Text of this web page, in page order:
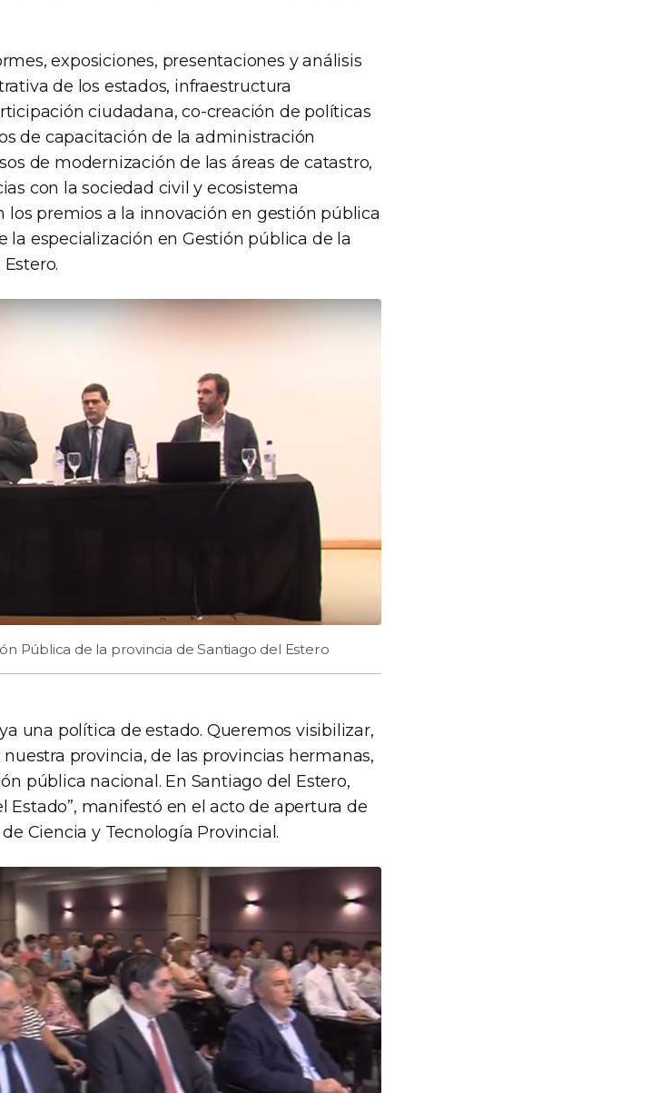
exposiciones, presentaciones y análisis
de los estados, infraestructura
ciudadana, co-creación de políticas
de capacitación de la administración
de modernización de las áreas de catastro,
con la sociedad civil y ecosistema
premios a la innovación en gestión pública
la especialización en Gestión pública de la
Pública de la provincia de Santiago del Estero
una política de estado. Queremos visibilizar,
provincia, de las provincias hermanas,
pública nacional. En Santiago del Estero,
manifestó en el acto de apertura de
Ciencia y Tecnología Provincial.